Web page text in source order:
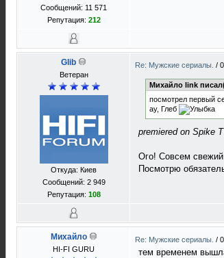
Сообщений: 11 571
Репутация: 212
Glib
Ветеран
Откуда: Киев
Сообщений: 2 949
Репутация: 108
Re: Мужские сериалы. /
Михайло link
посмотрел первый
ау, Глеб
premiered on Spike
Ого! Совсем свежий
Посмотрю
Михайло
HI-FI GURU
Re: Мужские сериалы. /
тем временем